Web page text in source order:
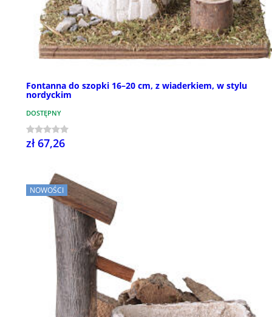
Fontanna do szopki 16–20 cm, z wiaderkiem, w stylu
nordyckim
DOSTĘPNY
zł 67,26
NOWOŚCI